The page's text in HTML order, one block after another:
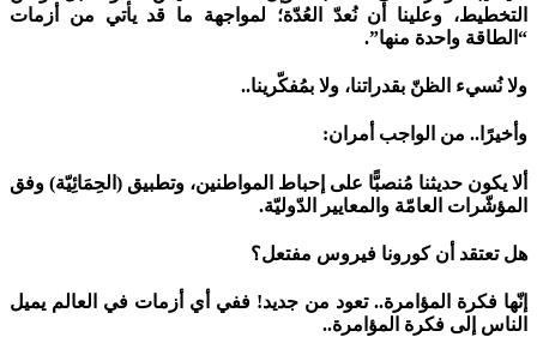
التخطيط، وعلينا أن نُعدّ العُدّة؛ لمواجهة ما قد يأتي من أزمات
“الطاقة واحدة منها”.
ولا نُسيء الظنّ بقدراتنا، ولا بمُفكّرينا..
وأخيرًا.. من الواجب أمران:
ألا يكون حديثنا مُنصبًّا على إحباط المواطنين، وتطبيق (الحِمَائِيّة) وفق
المؤشّرات العامّة والمعايير الدّوليّة.
هل تعتقد أن كورونا فيروس مفتعل؟
إنّها فكرة المؤامرة.. تعود من جديد! ففي أي أزمات في العالم يميل
الناس إلى فكرة المؤامرة..